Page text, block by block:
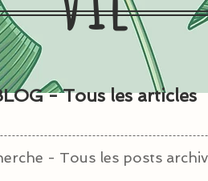
- Tous les articles
- Tous les posts